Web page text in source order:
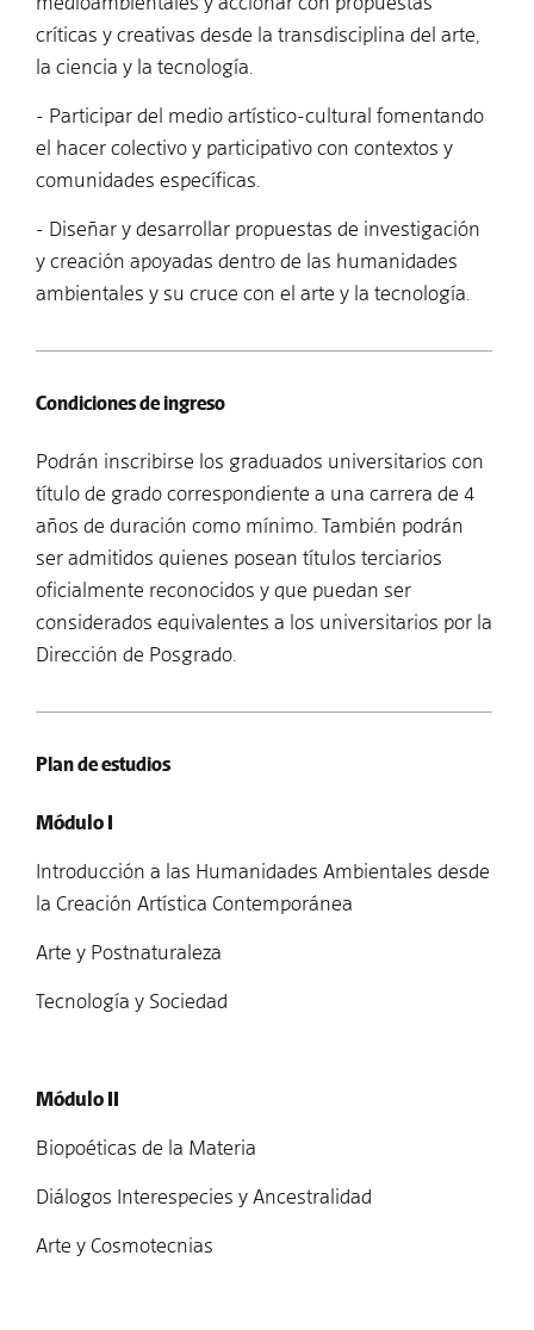
críticas y creativas desde la transdisciplina del arte,
la ciencia y la tecnología.
- Participar del medio artístico-cultural fomentando
el hacer colectivo y participativo con contextos y
comunidades específicas.
- Diseñar y desarrollar propuestas de investigación
y creación apoyadas dentro de las humanidades
ambientales y su cruce con el arte y la tecnología.
Condiciones de ingreso
Podrán inscribirse los graduados universitarios con
título de grado correspondiente a una carrera de 4
años de duración como mínimo. También podrán
ser admitidos quienes posean títulos terciarios
oficialmente reconocidos y que puedan ser
considerados equivalentes a los universitarios por la
Dirección de Posgrado.
Plan de estudios
Módulo I
Introducción a las Humanidades Ambientales desde
la Creación Artística Contemporánea
Arte y Postnaturaleza
Tecnología y Sociedad
Módulo II
Biopoéticas de la Materia
Diálogos Interespecies y Ancestralidad
Arte y Cosmotecnias